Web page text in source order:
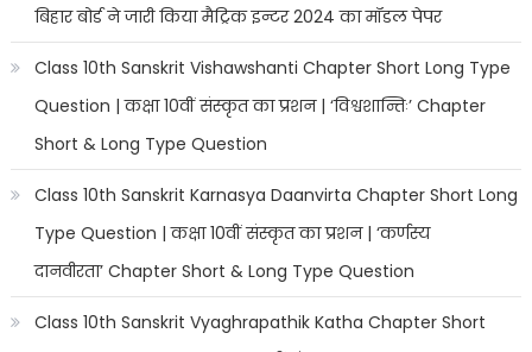
बिहार बोर्ड ने जारी किया मैट्रिक इन्टर 2024 का मॉडल पेपर
Class 10th Sanskrit Vishawshanti Chapter Short Long Type
Question | कक्षा 10वीं संस्कृत का प्रशन | ‘विश्वशान्तिः’ Chapter
Short & Long Type Question
Class 10th Sanskrit Karnasya Daanvirta Chapter Short Long
Type Question | कक्षा 10वीं संस्कृत का प्रशन | ‘कर्णस्य
दानवीरता’ Chapter Short & Long Type Question
Class 10th Sanskrit Vyaghrapathik Katha Chapter Short